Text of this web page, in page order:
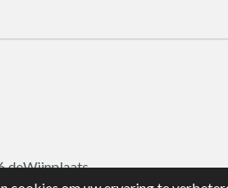
deWijnplaats